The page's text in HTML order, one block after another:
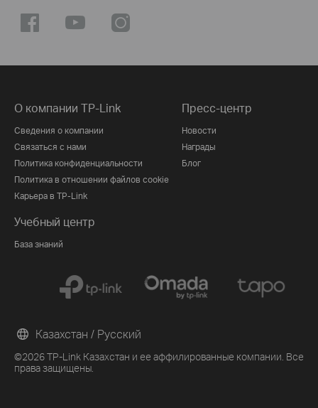
О компании TP-Link
Сведения о компании
Связаться с нами
Политика конфиденциальности
Политика в отношении файлов cookie
Карьера в TP-Link
Пресс-центр
Новости
Награды
Блог
Учебный центр
База знаний
©2026 TP-Link Казахстан и ее аффилированные компании. Все
права защищены.
Казахстан / Русский